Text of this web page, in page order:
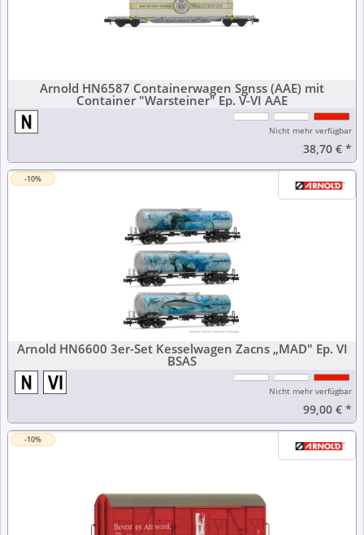
Arnold HN6587 Containerwagen Sgnss (AAE) mit
Container "Warsteiner" Ep. V-VI AAE
Nicht mehr verfügbar
38,70 €*
-10%
Arnold HN6600 3er-Set Kesselwagen Zacns „MAD" Ep. VI
BSAS
Nicht mehr verfügbar
99,00 €*
-10%